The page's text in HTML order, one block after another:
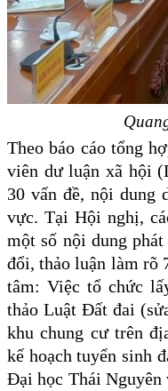
Theo báo cáo tổng
viên dư luận xã hội
30 vấn đề, nội dung
vực. Tại Hội nghị,
một số nội dung
đổi, thảo luận làm rõ
tâm: Việc tổ chức
thảo Luật Đất đai
khu chung cư trên
kế hoạch tuyển sinh
Đại học Thái Nguyên